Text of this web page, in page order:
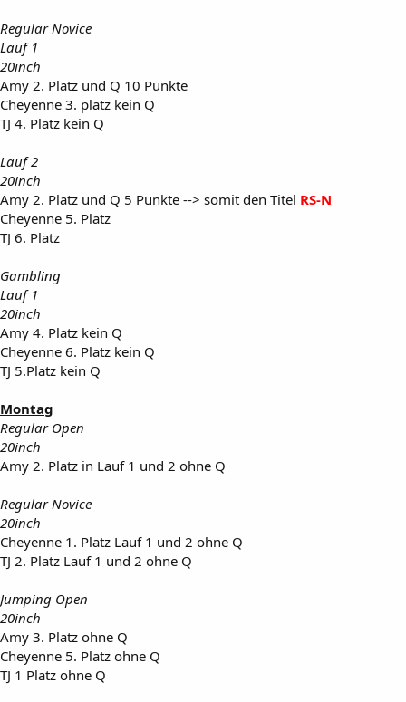
Regular Novice
Lauf 1
20inch
Amy 2. Platz und Q 10 Punkte
Cheyenne 3. platz kein Q
TJ 4. Platz kein Q
Lauf 2
20inch
Amy 2. Platz und Q 5 Punkte --> somit den Titel RS-N
Cheyenne 5. Platz
TJ 6. Platz
Gambling
Lauf 1
20inch
Amy 4. Platz kein Q
Cheyenne 6. Platz kein Q
TJ 5.Platz kein Q
Montag
Regular Open
20inch
Amy 2. Platz in Lauf 1 und 2 ohne Q
Regular Novice
20inch
Cheyenne 1. Platz Lauf 1 und 2 ohne Q
TJ 2. Platz Lauf 1 und 2 ohne Q
Jumping Open
20inch
Amy 3. Platz ohne Q
Cheyenne 5. Platz ohne Q
TJ 1 Platz ohne Q